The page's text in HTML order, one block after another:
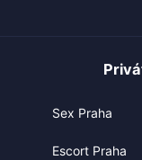
Sex Praha
Escort Praha